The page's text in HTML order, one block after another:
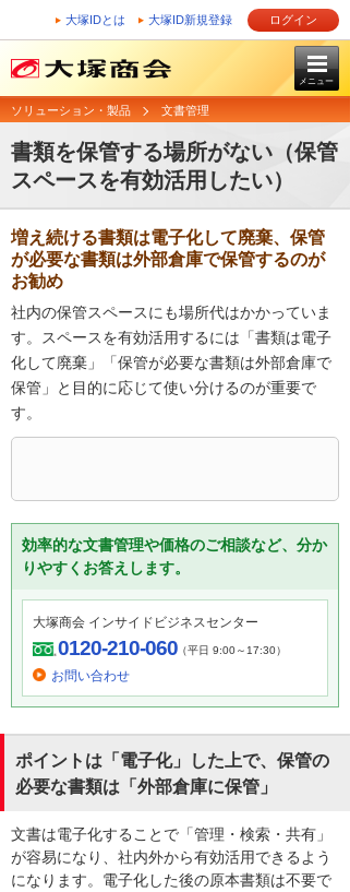
大塚IDとは 大塚ID新規登録 ログイン
メニュー
ソリューション・製品 文書管理
書類を保管する場所がない（保管
スペースを有効活用したい）
増え続ける書類は電子化して廃棄、保管
が必要な書類は外部倉庫で保管するのが
お勧め
社内の保管スペースにも場所代はかかっていま
す。スペースを有効活用するには「書類は電子
化して廃棄」「保管が必要な書類は外部倉庫で
保管」と目的に応じて使い分けるのが重要で
す。
効率的な文書管理や価格のご相談など、分か
りやすくお答えします。
大塚商会 インサイドビジネスセンター
0120-210-060（平日 9:00～17:30）
お問い合わせ
ポイントは「電子化」した上で、保管の
必要な書類は「外部倉庫に保管」
文書は電子化することで「管理・検索・共有」
が容易になり、社内外から有効活用できるよう
になります。電子化した後の原本書類は不要で